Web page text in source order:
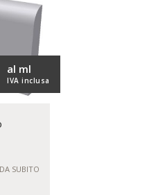
IVA inclusa
al ml
SUBITO